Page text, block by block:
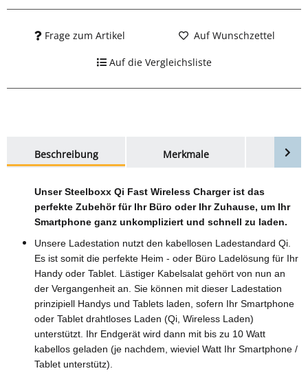
Frage zum Artikel Auf Wunschzettel
Auf die Vergleichsliste
Beschreibung
Merkmale
Unser Steelboxx Qi Fast Wireless Charger ist das
perfekte Zubehör für Ihr Büro oder Ihr Zuhause, um Ihr
Smartphone ganz unkompliziert und schnell zu laden.
Unsere Ladestation nutzt den kabellosen Ladestandard Qi.
Es ist somit die perfekte Heim - oder Büro Ladelösung für Ihr
Handy oder Tablet. Lästiger Kabelsalat gehört von nun an
der Vergangenheit an. Sie können mit dieser Ladestation
prinzipiell Handys und Tablets laden, sofern Ihr Smartphone
oder Tablet drahtloses Laden (Qi, Wireless Laden)
unterstützt. Ihr Endgerät wird dann mit bis zu 10 Watt
kabellos geladen (je nachdem, wieviel Watt Ihr Smartphone /
Tablet unterstütz).